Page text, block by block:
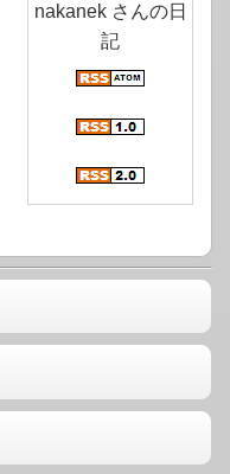
nakanek さんの日
記